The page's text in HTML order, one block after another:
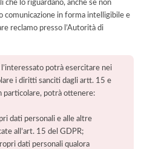
che lo riguardano, anche se non
comunicazione in forma intelligibile e
reclamo presso l’Autorità di
l’interessato potrà esercitare nei
i diritti sanciti dagli artt. 15 e
particolare, potrà ottenere:
dati personali e alle altre
all’art. 15 del GDPR;
dati personali qualora